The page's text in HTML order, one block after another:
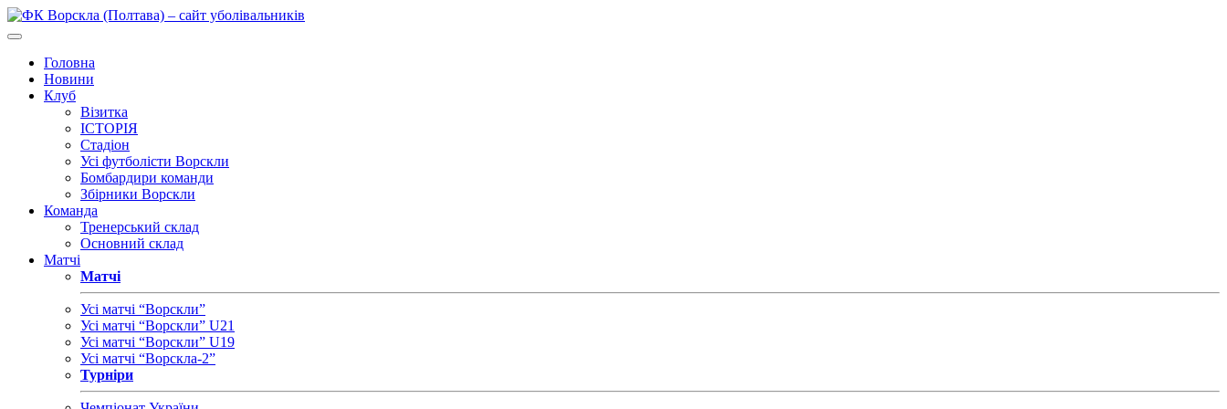
Головна
Новини
Клуб
Візитка
ІСТОРІЯ
Стадіон
Усі футболісти Ворскли
Бомбардири команди
Збірники Ворскли
Команда
Тренерський склад
Основний склад
Матчі
Матчі
Усі матчі “Ворскли”
Усі матчі “Ворскли” U21
Усі матчі “Ворскли” U19
Усі матчі “Ворскла-2”
Турніри